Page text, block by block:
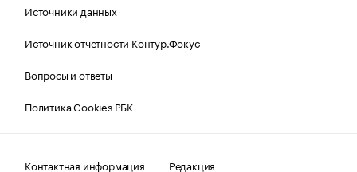
Источники данных
Источник отчетности Контур.Фокус
Вопросы и ответы
Политика Cookies РБК
Контактная информация Редакция